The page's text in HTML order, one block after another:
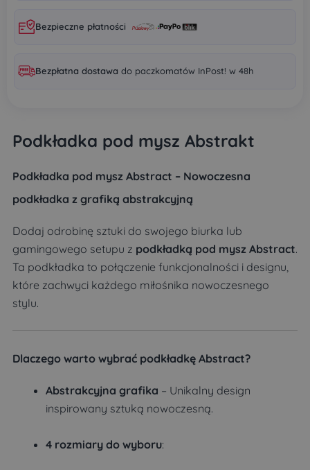
Bezpieczne płatności
Bezpłatna dostawa do paczkomatów InPost! w 48h
Podkładka pod mysz Abstrakt
Podkładka pod mysz Abstract – Nowoczesna
podkładka z grafiką abstrakcyjną
Dodaj odrobinę sztuki do swojego biurka lub
gamingowego setupu z podkładką pod mysz Abstract.
Ta podkładka to połączenie funkcjonalności i designu,
które zachwyci każdego miłośnika nowoczesnego
stylu.
Dlaczego warto wybrać podkładkę Abstract?
Abstrakcyjna grafika – Unikalny design
inspirowany sztuką nowoczesną.
4 rozmiary do wyboru: